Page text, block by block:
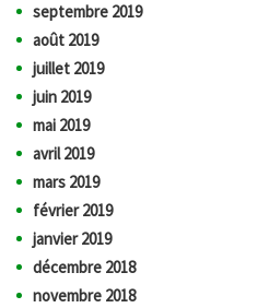
septembre 2019
août 2019
juillet 2019
juin 2019
mai 2019
avril 2019
mars 2019
février 2019
janvier 2019
décembre 2018
novembre 2018